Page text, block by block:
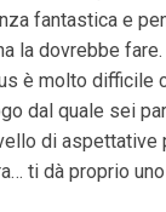
fantastica e
la dovrebbe
è molto difficile
dal quale sei
di aspettative
ti dà proprio